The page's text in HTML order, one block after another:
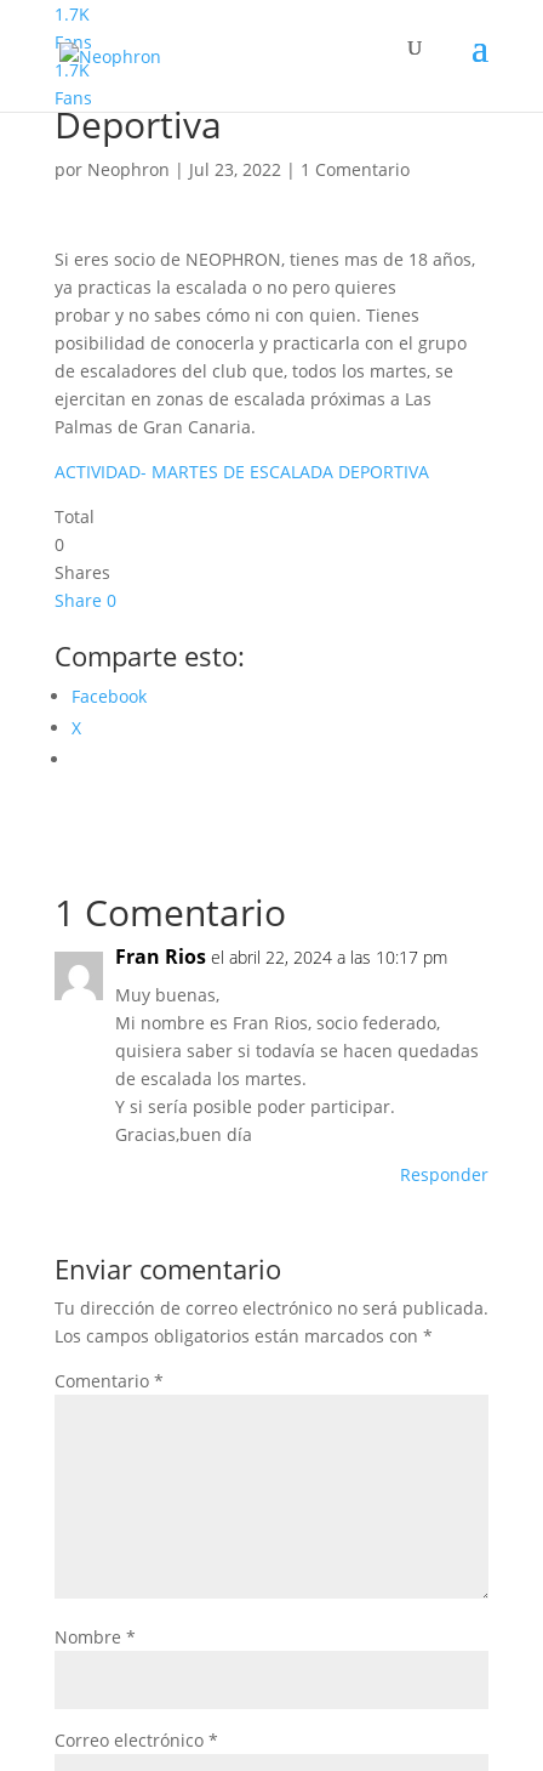
1.7K
Fans
1.7K
Fans
Martes de Escalada
Deportiva
por Neophron | Jul 23, 2022| 1 Comentario
Si eres socio de NEOPHRON, tienes mas de 18 años,
ya practicas la escalada o no pero quieres
probar y no sabes cómo ni con quien. Tienes
posibilidad de conocerla y practicarla con el grupo
de escaladores del club que, todos los martes, se
ejercitan en zonas de escalada próximas a Las
Palmas de Gran Canaria.
ACTIVIDAD- MARTES DE ESCALADA DEPORTIVA
Total
0
Shares
Share 0
Comparte esto:
Facebook
X
1 Comentario
Fran Rios el abril 22, 2024 a las 10:17 pm
Muy buenas,
Mi nombre es Fran Rios, socio federado,
quisiera saber si todavía se hacen quedadas
de escalada los martes.
Y si sería posible poder participar.
Gracias,buen día
Responder
Enviar comentario
Tu dirección de correo electrónico no será publicada.
Los campos obligatorios están marcados con *
Comentario *
Nombre *
Correo electrónico *